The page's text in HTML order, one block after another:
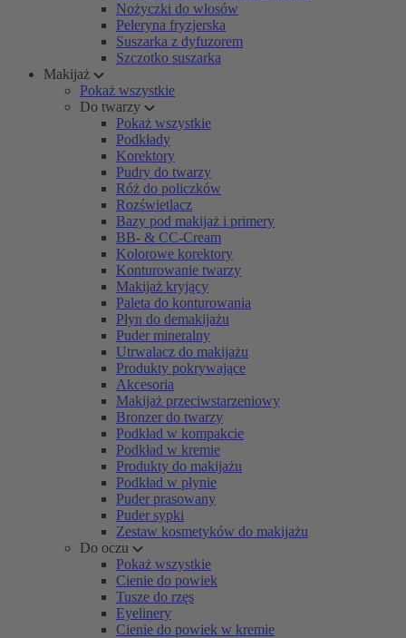
Nożyczki do włosów
Peleryna fryzjerska
Suszarka z dyfuzorem
Szczotko suszarka
Makijaż
Pokaż wszystkie
Do twarzy
Pokaż wszystkie
Podkłady
Korektory
Pudry do twarzy
Róż do policzków
Rozświetlacz
Bazy pod makijaż i primery
BB- & CC-Cream
Kolorowe korektory
Konturowanie twarzy
Makijaż kryjący
Paleta do konturowania
Płyn do demakijażu
Puder mineralny
Utrwalacz do makijażu
Produkty pokrywające
Akcesoria
Makijaż przeciwstarzeniowy
Bronzer do twarzy
Podkład w kompakcie
Podkład w kremie
Produkty do makijażu
Podkład w płynie
Puder prasowany
Puder sypki
Zestaw kosmetyków do makijażu
Do oczu
Pokaż wszystkie
Cienie do powiek
Tusze do rzęs
Eyelinery
Cienie do powiek w kremie